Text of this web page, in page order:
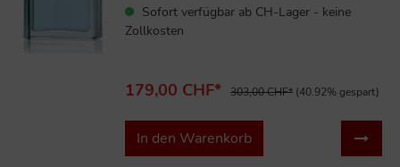
Sofort verfügbar ab CH-Lager - keine
Zollkosten
179,00 CHF* 303,00 CHF* (40.92% gespart)
In den Warenkorb